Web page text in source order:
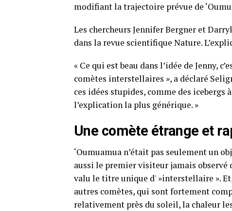
modifiant la trajectoire prévue de
Les chercheurs Jennifer Bergner et
dans la revue scientifique Nature.
« Ce qui est beau dans l’idée de Jenny,
comètes interstellaires », a déclaré
ces idées stupides, comme des icebergs
l’explication la plus générique. »
Une comète étrange et
‘Oumuamua n’était pas seulement un
aussi le premier visiteur jamais observé
valu le titre unique d' »interstellaire ».
autres comètes, qui sont fortement
relativement près du soleil, la chaleur